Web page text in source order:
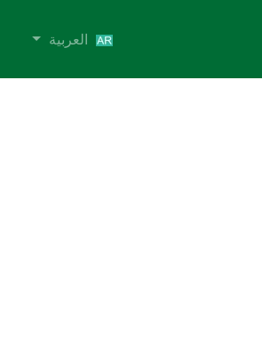
العربية